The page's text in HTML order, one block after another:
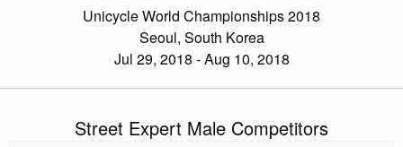
Unicycle World Championships 2018
Seoul, South Korea
Jul 29, 2018 - Aug 10, 2018
Street Expert Male Competitors